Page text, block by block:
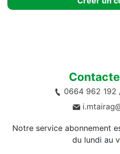
0664 962 192
Notre service abonnement
du lundi au